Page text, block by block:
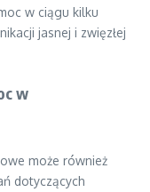
w ciągu kilku
jasnej i zwięzłej
w
może również
dotyczących